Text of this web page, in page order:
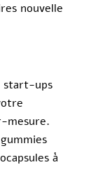
nouvelle
start-ups
mesure.
à